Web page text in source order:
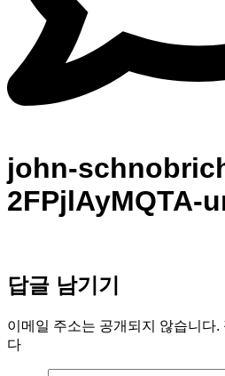
john-
2FPjlAyMQTA-
답글 남기기
이메일 주소는 공개되지 않습니다.
다